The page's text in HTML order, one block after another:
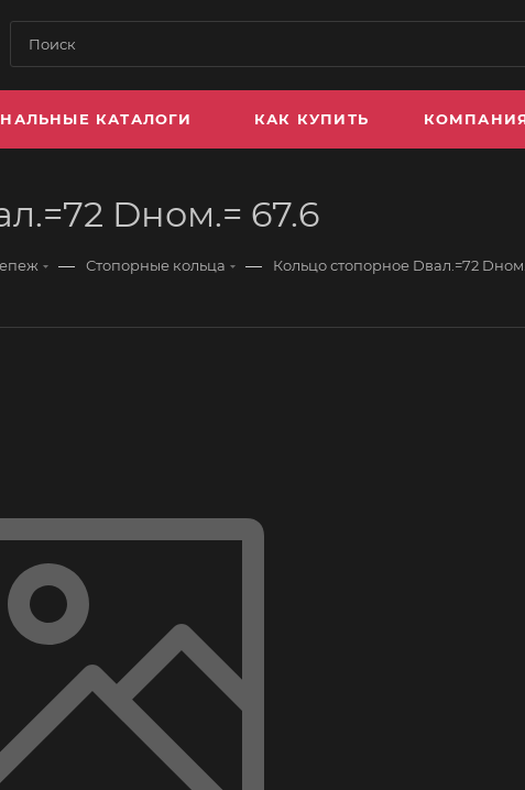
КАТАЛОГИ КАК КУПИТЬ
Dном.= 67.6
— Стопорные кольца — Кольцо стопорное Dвал.=72